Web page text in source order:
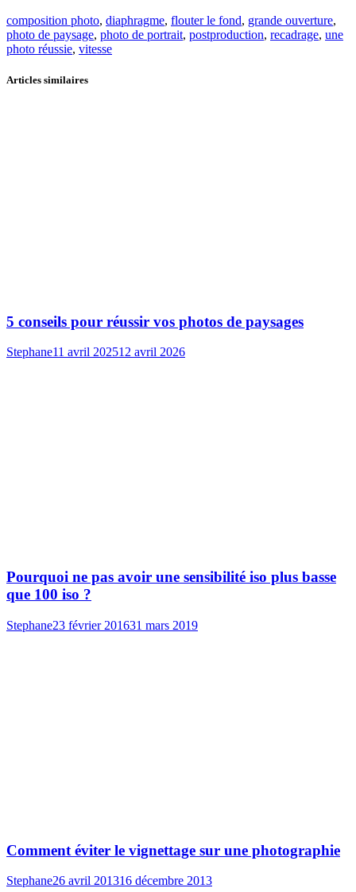
composition photo, diaphragme, flouter le fond, grande ouverture,
photo de paysage, photo de portrait, postproduction, recadrage, une
photo réussie, vitesse
Articles similaires
5 conseils pour réussir vos photos de paysages
Stephane11 avril 202512 avril 2026
Pourquoi ne pas avoir une sensibilité iso plus basse
que 100 iso ?
Stephane23 février 201631 mars 2019
Comment éviter le vignettage sur une photographie
Stephane26 avril 201316 décembre 2013